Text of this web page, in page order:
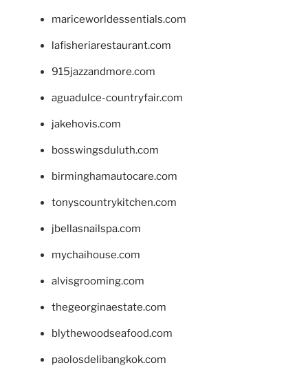
mariceworldessentials.com
lafisheriarestaurant.com
915jazzandmore.com
aguadulce-countryfair.com
jakehovis.com
bosswingsduluth.com
birminghamautocare.com
tonyscountrykitchen.com
jbellasnailspa.com
mychaihouse.com
alvisgrooming.com
thegeorginaestate.com
blythewoodseafood.com
paolosdelibangkok.com